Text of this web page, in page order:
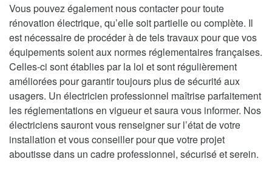
Vous pouvez également nous contacter pour toute
rénovation électrique, qu’elle soit partielle ou complète. Il
est nécessaire de procéder à de tels travaux pour que vos
équipements soient aux normes réglementaires françaises.
Celles-ci sont établies par la loi et sont régulièrement
améliorées pour garantir toujours plus de sécurité aux
usagers. Un électricien professionnel maîtrise parfaitement
les réglementations en vigueur et saura vous informer. Nos
électriciens sauront vous renseigner sur l’état de votre
installation et vous conseiller pour que votre projet
aboutisse dans un cadre professionnel, sécurisé et serein.